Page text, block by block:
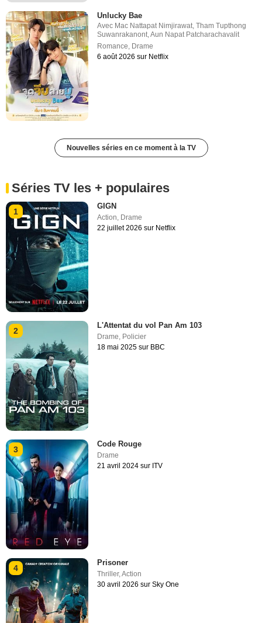
Unlucky Bae
Avec Mac Nattapat Nimjirawat,Tham Tupthong
Suwanrakanont,Aun Napat Patcharachavalit
Romance, Drame
6 août 2026 sur Netflix
Nouvelles séries en ce moment à la TV
Séries TV les + populaires
1
GIGN
Action, Drame
22 juillet 2026 sur Netflix
2
L'Attentat du vol Pan Am 103
Drame Policier
18 mai 2025 sur BBC
3
Code Rouge
Drame
21 avril 2024 sur ITV
4
Prisoner
Thriller,Action
30 avril 2026 sur Sky One